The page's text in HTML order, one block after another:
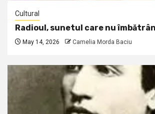
Cultural
Radioul, sunetul care nu
May 14, 2026 Camelia Morda Baciu